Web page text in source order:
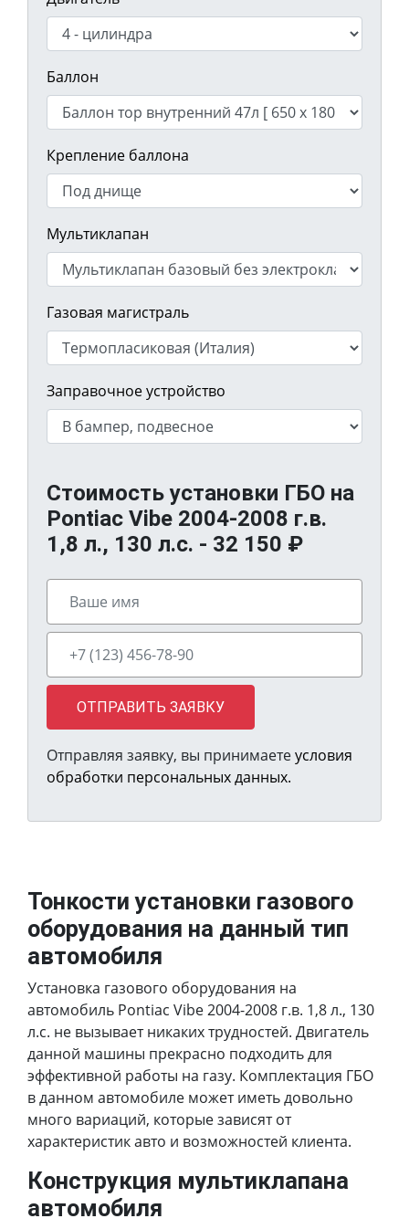
Баллон
Крепление баллона
Мультиклапан
Газовая магистраль
Заправочное устройство
Стоимость установки ГБО на
Pontiac Vibe 2004-2008 г.в.
1,8 л., 130 л.с. - 32 150 ₽
ОТПРАВИТЬ ЗАЯВКУ
Отправляя заявку, вы принимаетеусловия
обработки персональных данных.
Тонкости установки газового
оборудования на данный тип
автомобиля
Установка газового оборудования на
автомобиль Pontiac Vibe 2004-2008 г.в. 1,8 л., 130
л.с. не вызывает никаких трудностей. Двигатель
данной машины прекрасно подходить для
эффективной работы на газу. Комплектация ГБО
в данном автомобиле может иметь довольно
много вариаций, которые зависят от
характеристик авто и возможностей клиента.
Конструкция мультиклапана
автомобиля